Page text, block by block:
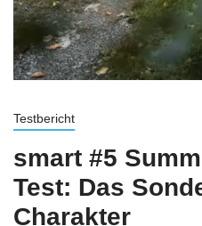
Testbericht
smart #5
Test: Das
Charakter